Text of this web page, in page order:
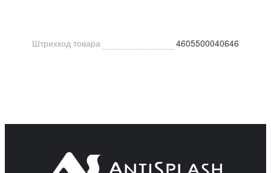
Штрихкод товара 4605500040646